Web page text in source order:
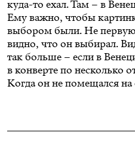
куда-то ехал. Там – в
Ему важно, чтобы
выбором были. Не
видно, что он выбирал.
так больше – если в
в конверте по несколько
Когда он не помещался на